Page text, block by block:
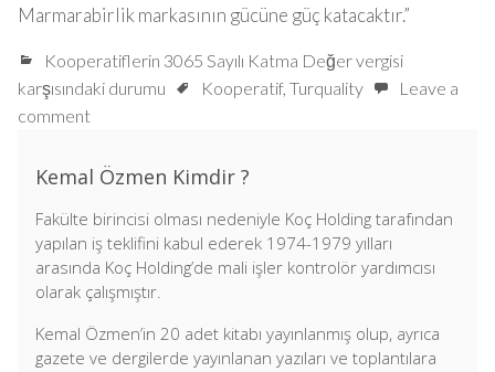
Marmarabirlik markasının gücüne güç katacaktır.”
Kooperatiflerin 3065 Sayılı Katma Değer vergisi
karşısındaki durumu
Kooperatif, Turquality
Leave a
comment
Kemal Özmen Kimdir ?
Fakülte birincisi olması nedeniyle Koç Holding tarafından
yapılan iş teklifini kabul ederek 1974-1979 yılları
arasında Koç Holding’de mali işler kontrolör yardımcısı
olarak çalışmıştır.
Kemal Özmen’in 20 adet kitabı yayınlanmış olup, ayrıca
gazete ve dergilerde yayınlanan yazıları ve toplantılara